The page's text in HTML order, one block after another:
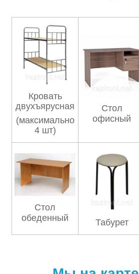
Кровать
двухъярусная
(максимально
4 шт)
Стол
офисный
Стол
обеденный
Табурет